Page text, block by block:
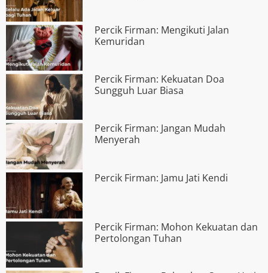
Percik Firman: Mengikuti Jalan
Kemuridan
Percik Firman: Kekuatan Doa
Sungguh Luar Biasa
Percik Firman: Jangan Mudah
Menyerah
Percik Firman: Jamu Jati Kendi
Percik Firman: Mohon Kekuatan dan
Pertolongan Tuhan